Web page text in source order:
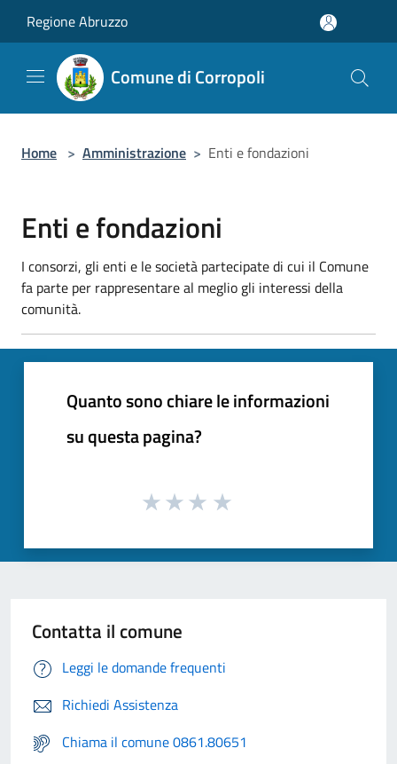
Regione Abruzzo
Comune di Corropoli
Home > Amministrazione > Enti e fondazioni
Enti e fondazioni
I consorzi, gli enti e le società partecipate di cui il Comune
fa parte per rappresentare al meglio gli interessi della
comunità.
Quanto sono chiare le informazioni
su questa pagina?
Contatta il comune
Leggi le domande frequenti
Richiedi Assistenza
Chiama il comune 0861.80651